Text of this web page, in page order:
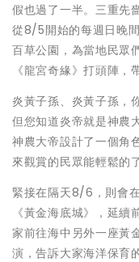
假也過了一半。三重先
從8/5開始的每週日晚
百草公園，為當地民眾
《龍宮奇緣》打頭陣，
炎黃子孫、炎黃子孫，
但您知道炎帝就是神農
神農大帝設計了一個角
來觀賞的民眾能輕鬆的
緊接在隔天8/6，則會
《黃金海底城》，延
家前往海中另外一座黃
演，告訴大家海洋保育